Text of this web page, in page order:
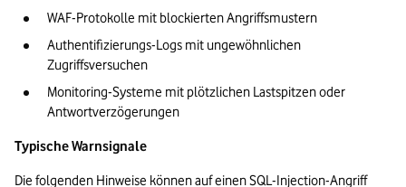
WAF-Protokolle mit blockierten Angriffsmustern
Authentifizierungs-Logs mit ungewöhnlichen
Zugriffsversuchen
Monitoring-Systeme mit plötzlichen Lastspitzen oder
Antwortverzögerungen
Typische Warnsignale
Die folgenden Hinweise können auf einen SQL-Injection-Angriff